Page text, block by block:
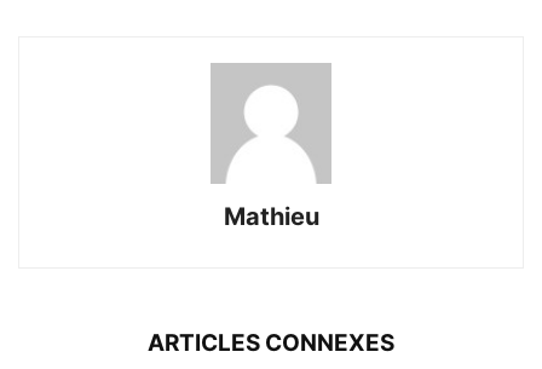
Mathieu
ARTICLES CONNEXES